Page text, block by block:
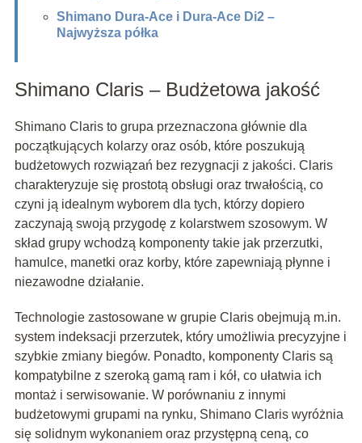
Shimano Dura-Ace i Dura-Ace Di2 –
Najwyższa półka
Shimano Claris – Budżetowa jakość
Shimano Claris to grupa przeznaczona głównie dla
początkujących kolarzy oraz osób, które poszukują
budżetowych rozwiązań bez rezygnacji z jakości. Claris
charakteryzuje się prostotą obsługi oraz trwałością, co
czyni ją idealnym wyborem dla tych, którzy dopiero
zaczynają swoją przygodę z kolarstwem szosowym. W
skład grupy wchodzą komponenty takie jak przerzutki,
hamulce, manetki oraz korby, które zapewniają płynne i
niezawodne działanie.
Technologie zastosowane w grupie Claris obejmują m.in.
system indeksacji przerzutek, który umożliwia precyzyjne i
szybkie zmiany biegów. Ponadto, komponenty Claris są
kompatybilne z szeroką gamą ram i kół, co ułatwia ich
montaż i serwisowanie. W porównaniu z innymi
budżetowymi grupami na rynku, Shimano Claris wyróżnia
się solidnym wykonaniem oraz przystępną ceną, co